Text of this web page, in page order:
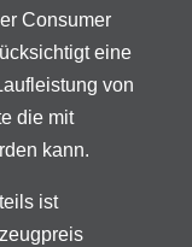
Consumer
eine
von
die mit
kann.
ist